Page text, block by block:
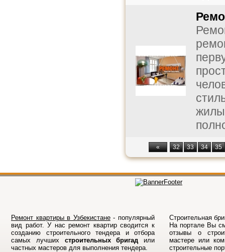
« 32 33 34 35
Ремонт квартиры в Узбекистане- популярный
вид работ. У нас ремонт квартир сводится к
созданию строительного тендера и отбора
самых лучших строительных бригад или
частных мастеров для выполнения тендера.
Строительная
На порталe Вы
отзывы о
мастере или
строительные